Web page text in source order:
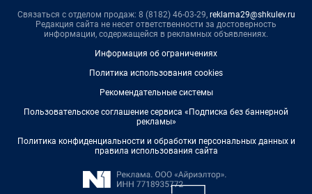
Связаться с отделом продаж: 8 (8182) 46-03-29, reklama29@shkulev.ru
Редакция сайта не несет ответственности за достоверность
информации, содержащейся в рекламных объявлениях.
Информация об ограничениях
Политика использования cookies
Рекомендательные системы
Пользовательское соглашение сервиса «Подписка без баннерной
рекламы»
Политика конфиденциальности и обработки персональных данных и
правила использования сайта